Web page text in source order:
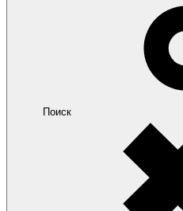
Поиск